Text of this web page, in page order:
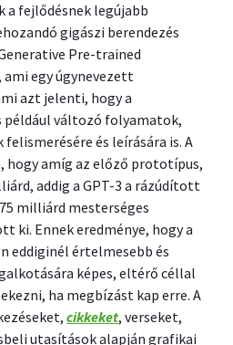
a fejlődésnek legújabb
gigászi berendezés
Pre-trained
ami egy úgynevezett
azt jelenti, hogy a
például változó folyamatok,
és leírására is. A
amíg az előző prototípus,
addig a GPT-3 a rázúdított
milliárd mesterséges
ki. Ennek eredménye, hogy a
eddiginél értelmesebb és
képes, eltérő céllal
ha megbízást kap erre. A
cikkeket, verseket,
utasítások alapján grafikai